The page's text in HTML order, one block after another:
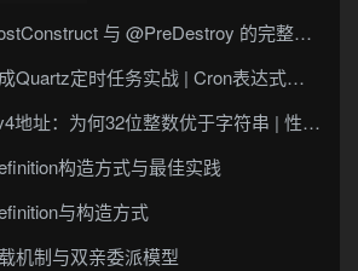
与 @PreDestroy 的完整与实战
定时任务实战 | Cron表达式详解
址：为何32位整数优于字符串 | 性能分析
构造方式与最佳实践
与构造方式
机制与双亲委派模型